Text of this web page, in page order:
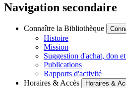
Navigation secondaire
Connaître la Bibliothèque
Histoire
Mission
Suggestion d'achat, don
Publications
Rapports d'activité
Horaires & Accès
Horaires &